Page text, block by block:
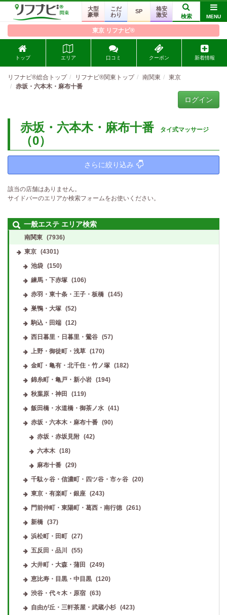
大型
豪華
こだ
わり
SP
格安
激安
検索 MENU
東京 リフナビ®
トップ エリア 口コミ クーポン 新着情報
リフナビ®総合トップ リフナビ®関東トップ 南関東
東京
赤坂・六本木・麻布十番
ログイン
赤坂・六本木・麻布十番 タイ式マッサージ
（0）
さらに絞り込み
該当の店舗はありません。
サイドバーのエリアか検索フォームをお使いください。
一般エステ エリア検索
南関東 (7936)
東京 (4301)
池袋
(150)
練馬・下赤塚
(106)
赤羽・東十条・王子・板橋
(145)
巣鴨・大塚
(52)
駒込・田端
(12)
西日暮里・日暮里・鶯谷
(57)
上野・御徒町・浅草
(170)
金町・亀有・北千住・竹ノ塚
(182)
錦糸町・亀戸・新小岩
(194)
秋葉原・神田
(119)
飯田橋・水道橋・御茶ノ水
(41)
赤坂・六本木・麻布十番
(90)
赤坂・赤坂見附 (42)
六本木 (18)
麻布十番 (29)
千駄ヶ谷・信濃町・四ツ谷・市ヶ谷
(20)
東京・有楽町・銀座
(243)
門前仲町・東陽町・葛西・南行徳
(261)
新橋
(37)
浜松町・田町
(27)
五反田・品川
(55)
大井町・大森・蒲田
(249)
恵比寿・目黒・中目黒
(120)
渋谷・代々木・原宿
(63)
自由が丘・三軒茶屋・武蔵小杉
(423)